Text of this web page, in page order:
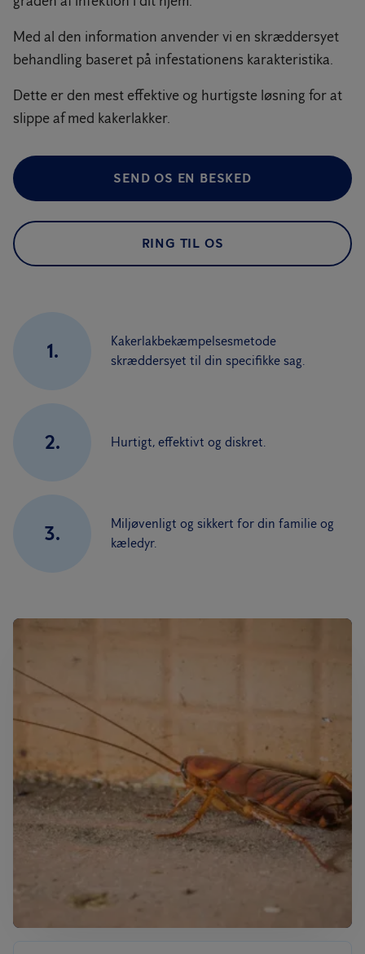
Med al den information anvender vi en skræddersyet
behandling baseret på infestationens karakteristika.
Dette er den mest effektive og hurtigste løsning for at
slippe af med kakerlakker.
SEND OS EN BESKED
RING TIL OS
1.
Kakerlakbekæmpelsesmetode
skræddersyet til din specifikke sag.
2. Hurtigt, effektivt og diskret.
3.
Miljøvenligt og sikkert for din familie og
kæledyr.